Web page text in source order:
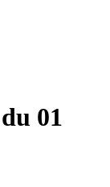
01